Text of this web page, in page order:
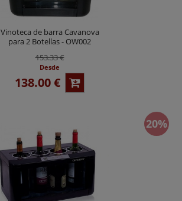
Vinoteca de barra Cavanova
para 2 Botellas - OW002
153.33 €
Desde
138.00 €
20%